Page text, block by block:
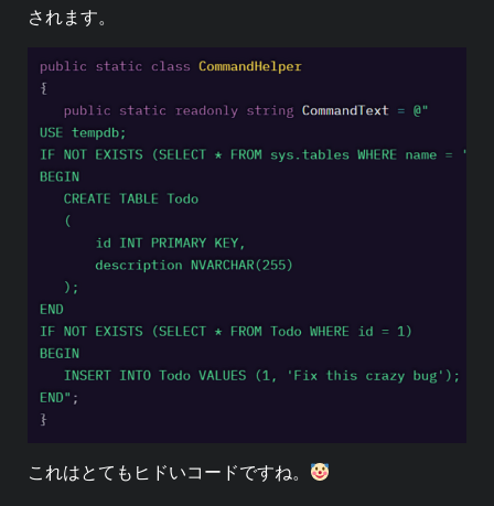
されます。
これはとてもヒドいコードですね。